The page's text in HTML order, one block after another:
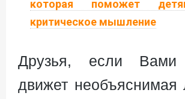
которая поможет
критическое мышление
Друзья, если
движет необъяснимая